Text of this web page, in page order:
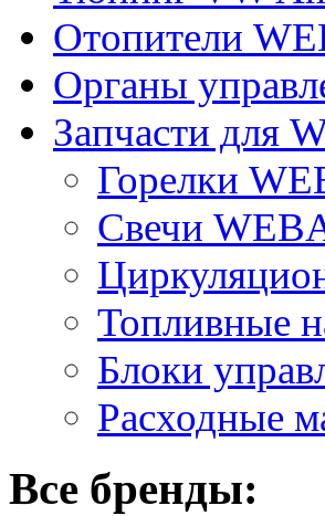
Отопители
Органы
Запчасти для
Горелки
Свечи
Топливные
Блоки
Расходные
Все бренды: